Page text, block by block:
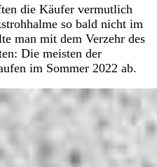
die Käufer vermutlich
so bald nicht im
man mit dem Verzehr des
Die meisten der
im Sommer 2022 ab.